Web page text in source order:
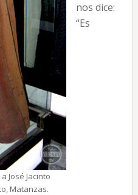
José Jacinto
Matanzas.
nos dice:
“Es